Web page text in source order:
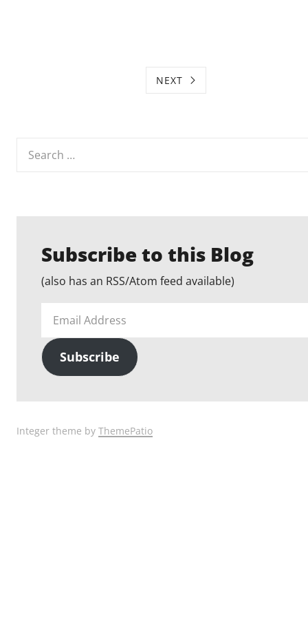
NEXT
for:
Subscribe to this Blog
(also has an RSS/Atom feed available)
Address
Subscribe
Integer theme by ThemePatio